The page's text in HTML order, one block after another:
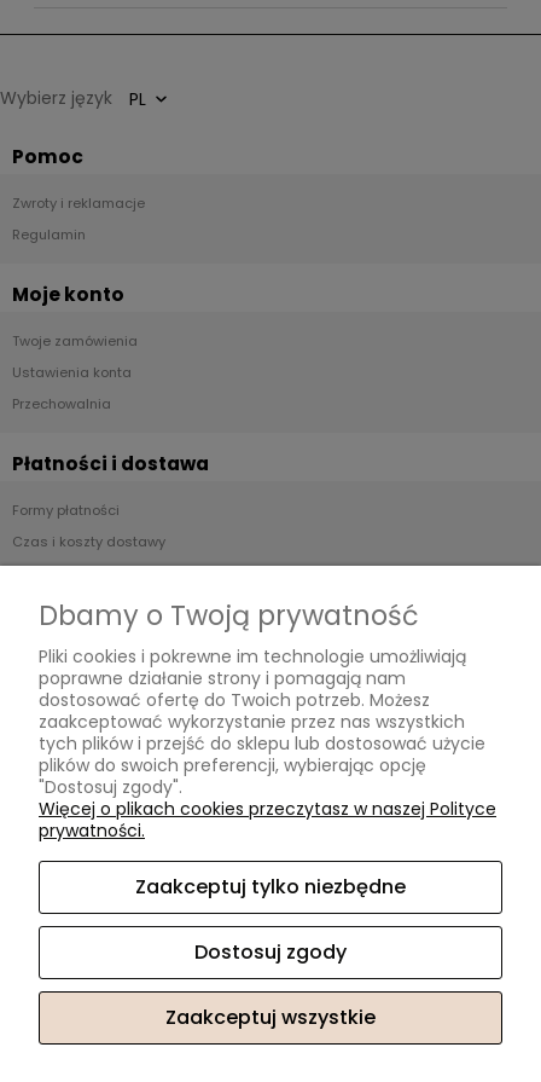
Wybierz język
Pomoc
Zwroty i reklamacje
Regulamin
Moje konto
Twoje zamówienia
Ustawienia konta
Przechowalnia
Płatności i dostawa
Formy płatności
Czas i koszty dostawy
Informacje
Polityka prywatności
O nas
Kontakt i dane firmy
O firmie
Uluru Sp. z o.o.| ul. Cybernetyki 19, 02-677 Warszawa, woj.
mazowieckie | E-mail:kontakt@nakhair.plTel.:784387365| NIP:
5213757190 REGON: 365895280
Sklep internetowy Shoper Premium
Dbamy o Twoją prywatność
Pliki cookies i pokrewne im technologie umożliwiają
poprawne działanie strony i pomagają nam
dostosować ofertę do Twoich potrzeb. Możesz
zaakceptować wykorzystanie przez nas wszystkich
tych plików i przejść do sklepu lub dostosować użycie
plików do swoich preferencji, wybierając opcję
"Dostosuj zgody".
Więcej o plikach cookies przeczytasz w naszej Polityce
prywatności.
Zaakceptuj tylko niezbędne
Dostosuj zgody
Zaakceptuj wszystkie